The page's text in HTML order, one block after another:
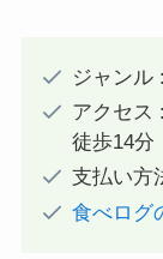
ジャンル
アクセス
徒歩14分
支払い方
食べログ